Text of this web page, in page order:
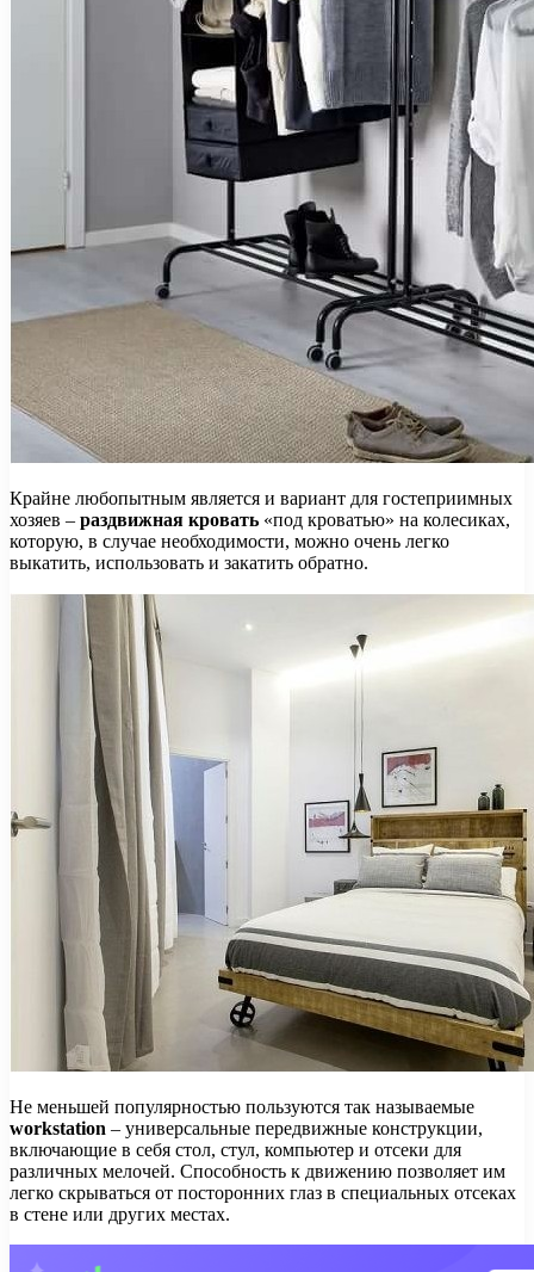
Крайне любопытным является и вариант для гостеприимных
хозяев – раздвижная кровать «под кроватью» на колесиках,
которую, в случае необходимости, можно очень легко
выкатить, использовать и закатить обратно.
Не меньшей популярностью пользуются так называемые
workstation – универсальные передвижные конструкции,
включающие в себя стол, стул, компьютер и отсеки для
различных мелочей. Способность к движению позволяет им
легко скрываться от посторонних глаз в специальных отсеках
в стене или других местах.